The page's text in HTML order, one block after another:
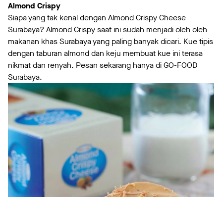
Almond Crispy
Siapa yang tak kenal dengan Almond Crispy Cheese
Surabaya? Almond Crispy saat ini sudah menjadi oleh oleh
makanan khas Surabaya yang paling banyak dicari. Kue tipis
dengan taburan almond dan keju membuat kue ini terasa
nikmat dan renyah. Pesan sekarang hanya di GO-FOOD
Surabaya.